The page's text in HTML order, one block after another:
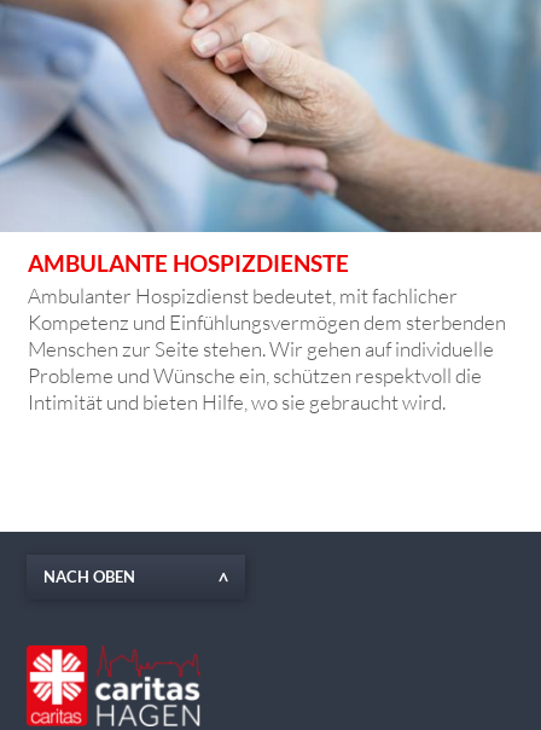
AMBULANTE HOSPIZDIENSTE
Ambulanter Hospizdienst bedeutet, mit fachlicher
Kompetenz und Einfühlungsvermögen dem sterbenden
Men­schen zur Seite stehen. Wir gehen auf individuelle
Probleme und Wünsche ein, schützen respektvoll die
Intimität und bieten Hilfe, wo sie gebraucht wird.
NACH OBEN